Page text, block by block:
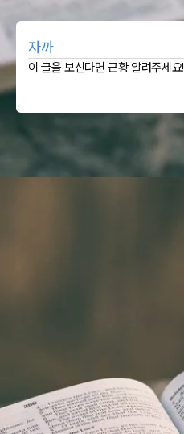
자까
이 글을 보신다면 근황 알려주세요!